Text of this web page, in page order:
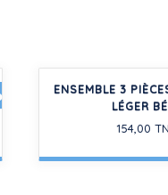
ENSEMBLE 3
LÉGER
154,00